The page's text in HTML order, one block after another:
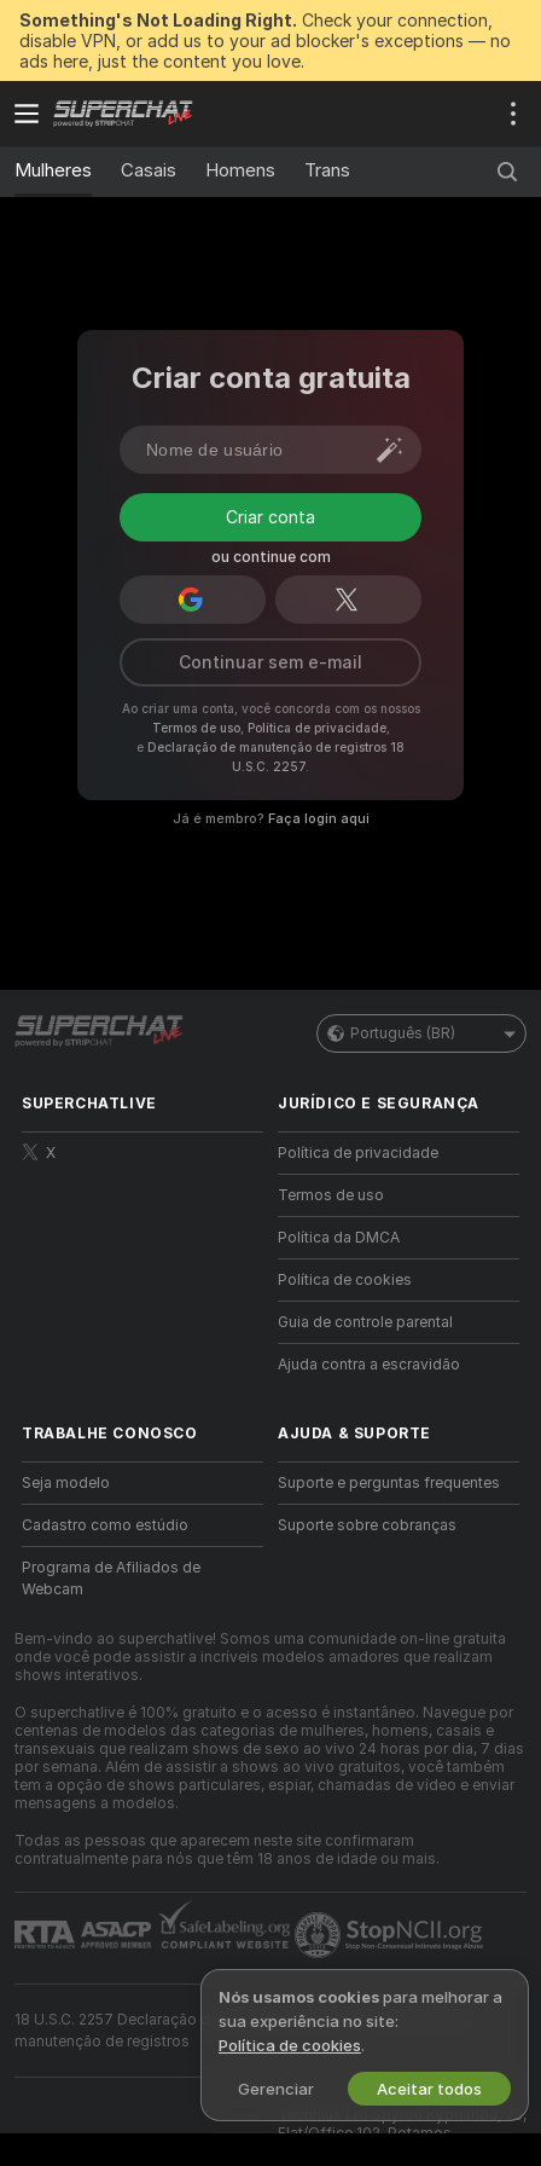
Something's Not Loading Right. Check your connection,
disable VPN, or add us to your ad blocker's exceptions — no
ads here, just the content you love.
Mulheres Casais Homens Trans
Criar conta gratuita
Criar conta
ou continue com
Continuar sem e-mail
Ao criar uma conta, você concorda com os nossos
Termos de uso, Política de privacidade,
e Declaração de manutenção de registros 18
U.S.C. 2257
Já é membro? Faça login aqui
Português (BR)
SUPERCHATLIVE
X
JURÍDICO E SEGURANÇA
Política de privacidade
Termos de uso
Política da DMCA
Política de cookies
Guia de controle parental
Ajuda contra a escravidão
TRABALHE CONOSCO
Seja modelo
Cadastro como estúdio
Programa de Afiliados de
Webcam
AJUDA & SUPORTE
Suporte e perguntas frequentes
Suporte sobre cobranças
Bem-vindo ao superchatlive! Somos uma comunidade on-line gratuita
onde você pode assistir a incríveis modelos amadores que realizam
shows interativos.
O superchatlive é 100% gratuito e o acesso é instantâneo. Navegue por
centenas de modelos das categorias de mulheres, homens, casais e
transexuais que realizam shows de sexo ao vivo 24 horas por dia, 7 dias
por semana. Além de assistir a shows ao vivo gratuitos, você também
tem a opção de shows particulares, espiar, chamadas de vídeo e enviar
mensagens a modelos.
Todas as pessoas que aparecem neste site confirmaram
contratualmente para nós que têm 18 anos de idade ou mais.
18 U.S.C. 2257 Declaração de conformidade com os requisitos de
manutenção de registros
Nós usamos cookiespara melhorar a
sua experiência no site:
Política de cookies.
Gerenciar Aceitar todos